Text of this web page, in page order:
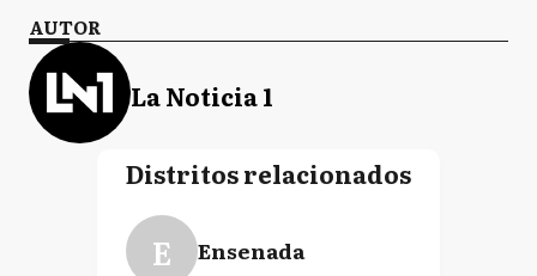
AUTOR
La Noticia 1
Distritos relacionados
E Ensenada